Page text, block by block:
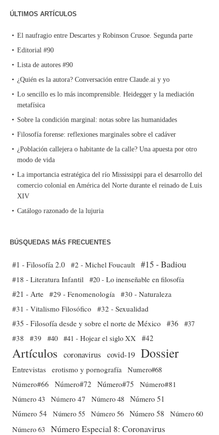
ÚLTIMOS ARTÍCULOS
El naufragio entre Descartes y Robinson Crusoe. Segunda parte
Editorial #90
Lista de autores #90
¿Quién es la autora? Conversación entre Claude.ai y yo
Lo sencillo es lo más incomprensible. Heidegger y la mediación
metafísica
Sobre la condición marginal: notas sobre las humanidades
Filosofía forense: reflexiones marginales sobre el cadáver
¿Población callejera o habitante de la calle? Una apuesta por otro
modo de vida
La importancia estratégica del río Mississippi para el desarrollo del
comercio colonial en América del Norte durante el reinado de Luis
XIV
Catálogo razonado de la lujuria
BÚSQUEDAS MÁS FRECUENTES
#1 - Filosofía 2.0 #2 - Michel Foucault #15 - Badiou
#18 - Literatura Infantil #20 - Lo inenseñable en filosofía
#21 - Arte #29 - Fenomenología
#30 - Naturaleza
#31 - Vitalismo Filosófico
#32 - Sexualidad
#35 - Filosofía desde y sobre el norte de México #36 #37
#38
#39 #40 #41 - Hojear el siglo XX #42
Artículos coronavirus covid-19 Dossier
Entrevistas erotismo y pornografía
Numero#68
Número#66
Número#72 Número#75
Número#81
Número 43 Número 47 Número 48 Número 51
Número 54 Número 55 Número 56 Número 58
Número 60
Número 63 Número Especial 8: Coronavirus